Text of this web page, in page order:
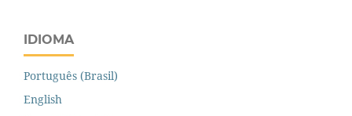
IDIOMA
Português (Brasil)
English